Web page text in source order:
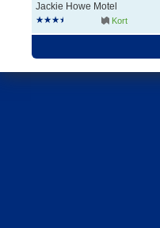
Jackie Howe Motel
Kort